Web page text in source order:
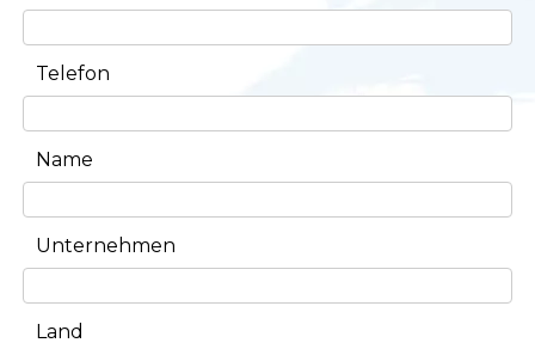
Telefon
Name
Unternehmen
Land